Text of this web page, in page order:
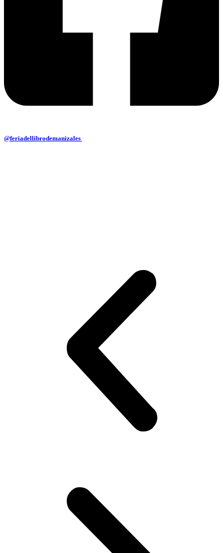
@feriadellibrodemanizales